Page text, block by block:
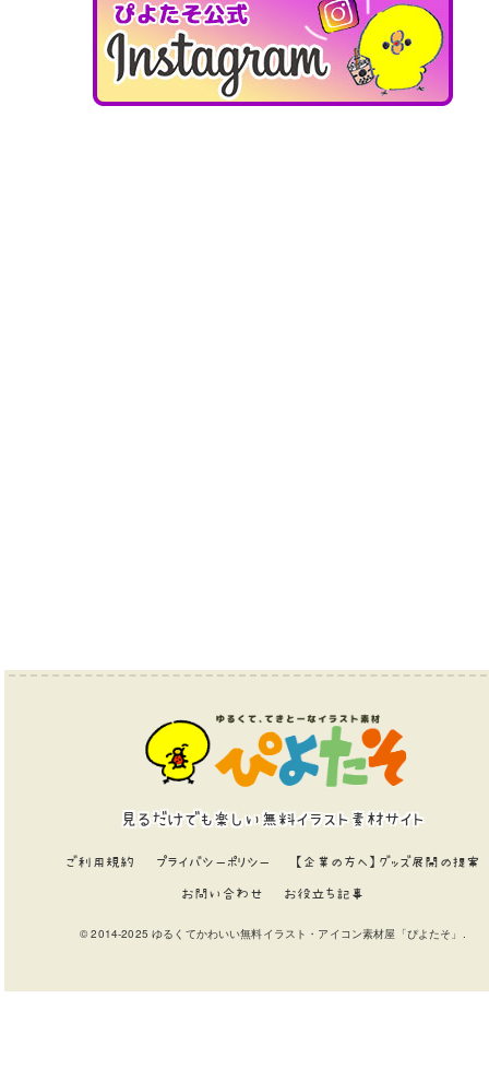
見るだけでも楽しい無料イラスト素材サイト
ご利用規約 プライバシーポリシー 【企業の方へ】グッズ展開の提案
お問い合わせ お役立ち記事
© 2014-2025 ゆるくてかわいい無料イラスト・アイコン素材屋「ぴよたそ」.